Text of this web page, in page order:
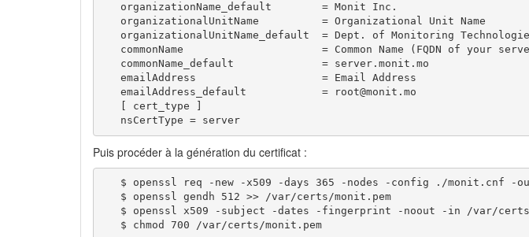
   organizationName_default        = Monit Inc.
   organizationalUnitName          = Organizational Unit Name
organizationalUnitName_default  = Dept. of Monitoring
commonName                      = Common Name (FQDN of your
   commonName_default              = server.monit.mo
   emailAddress                    = Email Address
   emailAddress_default            = root@monit.mo
   [ cert_type ]
   nsCertType = server
Puis procéder à la génération du certificat :
$ openssl req -new -x509 -days 365 -nodes -config ./monit.cnf -
   $ openssl gendh 512 >> /var/certs/monit.pem
$ openssl x509 -subject -dates -fingerprint -noout -in /var/
   $ chmod 700 /var/certs/monit.pem